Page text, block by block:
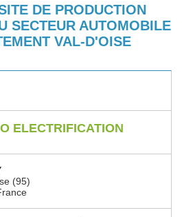
DE PRODUCTION
SECTEUR AUTOMOBILE
VAL-D'OISE
ELECTRIFICATION
(95)